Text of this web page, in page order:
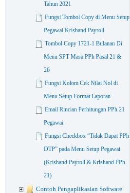
Tahun 2021
Fungsi Tombol Copy di Menu Setup
Pegawai Krishand Payroll
Tombol Copy 1721-1 Bulanan Di
Menu SPT Masa PPh Pasal 21 &
26
Fungsi Kolom Cek Nilai Nol di
Menu Setup Format Laporan
Email Rincian Perhitungan PPh 21
Pegawai
Fungsi Checkbox “Tidak Dapat PPh
DTP” pada Menu Setup Pegawai
(Krishand Payroll & Krishand PPh
21)
Contoh Pengaplikasian Software